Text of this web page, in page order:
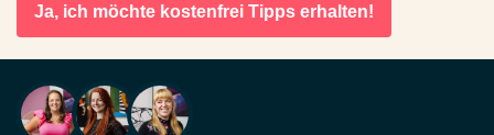
Ja, ich möchte kostenfrei Tipps erhalten!